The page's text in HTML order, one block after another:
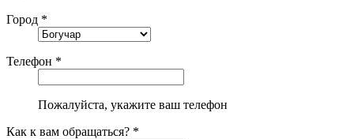
Город *
Телефон *
Пожалуйста, укажите ваш телефон
Как к вам обращаться? *